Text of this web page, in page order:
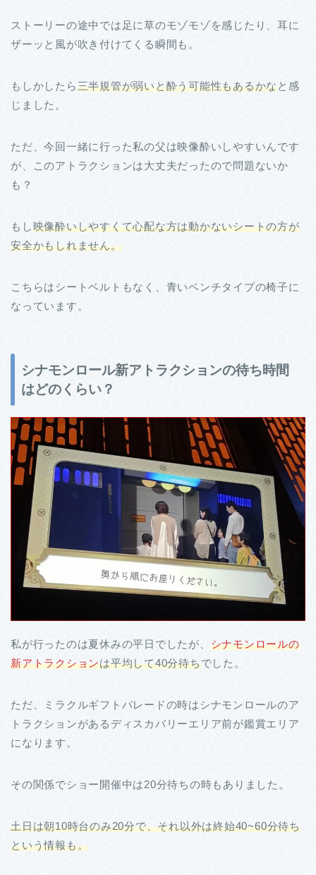
ストーリーの途中では足に草のモゾモゾを感じたり、耳に
ザーッと風が吹き付けてくる瞬間も。
もしかしたら三半規管が弱いと酔う可能性もあるかなと感
じました。
ただ、今回一緒に行った私の父は映像酔いしやすいんです
が、このアトラクションは大丈夫だったので問題ないか
も？
もし映像酔いしやすくて心配な方は動かないシートの方が
安全かもしれません。
こちらはシートベルトもなく、青いベンチタイプの椅子に
なっています。
シナモンロール新アトラクションの待ち時間
はどのくらい？
私が行ったのは夏休みの平日でしたが、 シナモンロールの
新アトラクションは平均して40分待ちでした。
ただ、ミラクルギフトパレードの時はシナモンロールのア
トラクションがあるディスカバリーエリア前が鑑賞エリア
になります。
その関係でショー開催中は20分待ちの時もありました。
土日は朝10時台のみ20分で、それ以外は終始40~60分待ち
という情報も。